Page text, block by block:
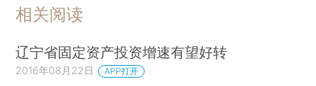
相关阅读
辽宁省固定资产投资增速有望好转
2016年08月22日 APP打开